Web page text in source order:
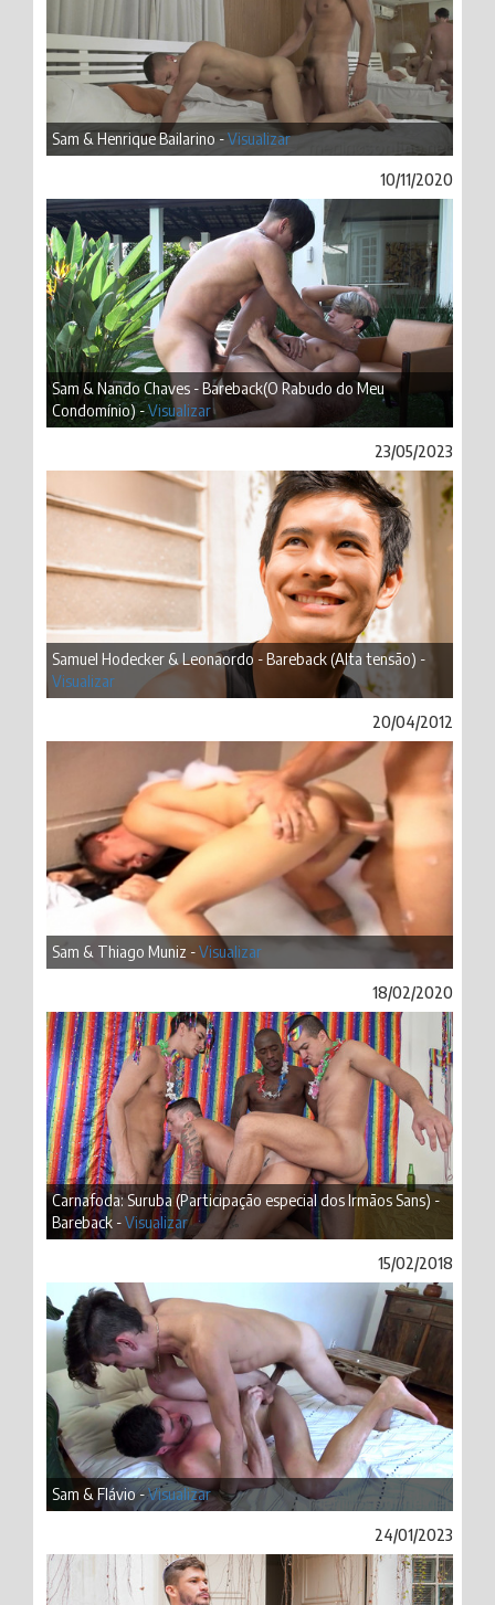
Sam & Henrique Bailarino -Visualizar
10/11/2020
Sam & Nando Chaves - Bareback(O Rabudo do Meu
Condomínio) -Visualizar
23/05/2023
Samuel Hodecker & Leonaordo - Bareback (Alta tensão) -
Visualizar
20/04/2012
Sam & Thiago Muniz -Visualizar
18/02/2020
Carnafoda: Suruba (Participação especial dos Irmãos Sans) -
Bareback -Visualizar
15/02/2018
Sam & Flávio -Visualizar
24/01/2023